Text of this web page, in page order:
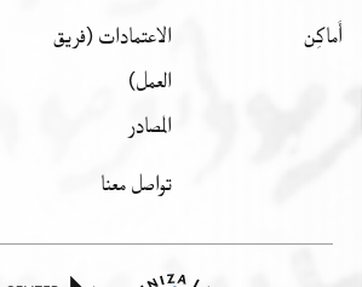
أَماكِن
الاعتمادات (فريق
العمل)
المصادر
تواصل معنا